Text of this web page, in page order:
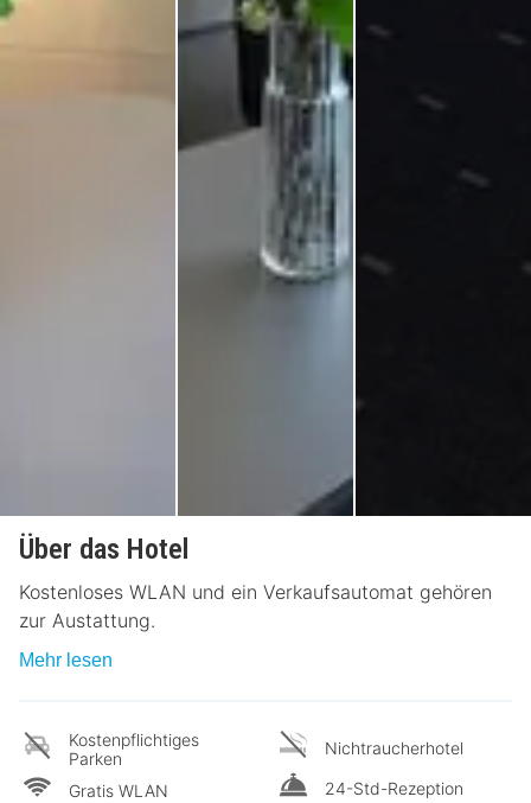
Über das Hotel
Kostenloses WLAN und ein Verkaufsautomat gehören
zur Austattung.
Mehr lesen
Kostenpflichtiges
Parken
Gratis WLAN
Nichtraucherhotel
24-Std-Rezeption